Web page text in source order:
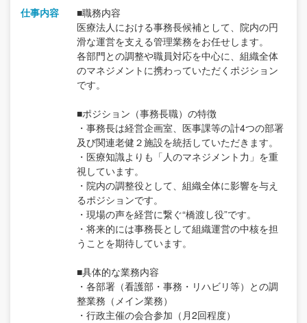
仕事内容
■職務内容
医療法人における事務長候補として、院内の円
滑な運営を支える管理業務をお任せします。
各部門との調整や職員対応を中心に、組織全体
のマネジメントに携わっていただくポジション
です。
■ポジション（事務長職）の特徴
・事務長は経営企画室、医事課等の計4つの部署
及び関連老健２施設を統括していただきます。
・医療知識よりも「人のマネジメント力」を重
視しています。
・院内の調整役として、組織全体に影響を与え
るポジションです。
・現場の声を経営に繋ぐ“橋渡し役”です。
・将来的には事務長として組織運営の中核を担
うことを期待しています。
■具体的な業務内容
・各部署（看護部・事務・リハビリ等）との調
整業務（メイン業務）
・行政主催の会合参加（月2回程度）